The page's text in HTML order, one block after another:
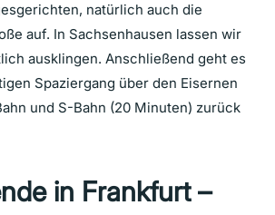
natürlich auch die
auf. In Sachsenhausen lassen wir
ausklingen. Anschließend geht es
Spaziergang über den Eisernen
und S-Bahn (20 Minuten) zurück
in Frankfurt –